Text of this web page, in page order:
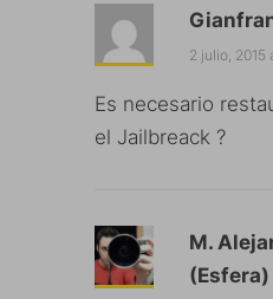
2 julio, 2015
Es necesario
el Jailbreack ?
M.
(Esfera)